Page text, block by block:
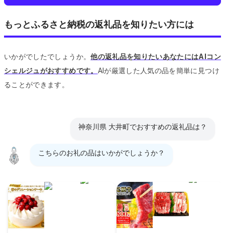
もっとふるさと納税の返礼品を知りたい方には
いかがでしたでしょうか。他の返礼品を知りたいあなたにはAIコン
シェルジュがおすすめです。 AIが厳選した人気の品を簡単に見つけ
ることができます。
神奈川県 大井町でおすすめの返礼品は？
こちらのお礼の品はいかがでしょうか？